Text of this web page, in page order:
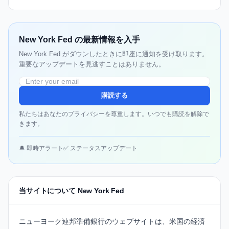
New York Fed の最新情報を入手
New York Fed がダウンしたときに即座に通知を受け取ります。
重要なアップデートを見逃すことはありません。
購読する
私たちはあなたのプライバシーを尊重します。いつでも購読を解除で
きます。
🔔 即時アラート ✅ ステータスアップデート
当サイトについて New York Fed
ニューヨーク連邦準備銀行のウェブサイトは、米国の経済